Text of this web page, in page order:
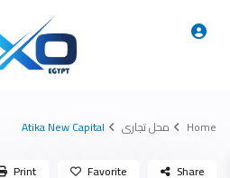
Home محل تجارى Atika New Capital
Share
Favorite
Print